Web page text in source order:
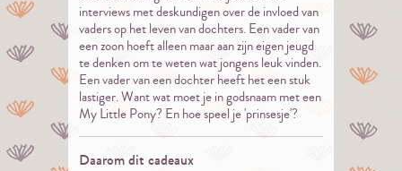
interviews met deskundigen over de invloed van
vaders op het leven van dochters. Een vader van
een zoon hoeft alleen maar aan zijn eigen jeugd
te denken om te weten wat jongens leuk vinden.
Een vader van een dochter heeft het een stuk
lastiger. Want wat moet je in godsnaam met een
My Little Pony? En hoe speel je 'prinsesje'?
Daarom dit cadeaux